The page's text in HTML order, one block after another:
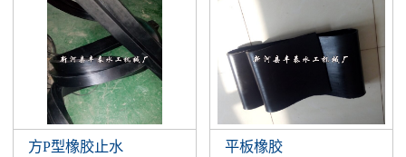
方P型橡胶止水 平板橡胶